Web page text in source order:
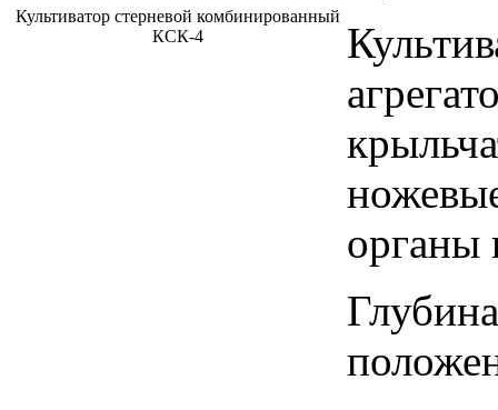
Культиватор стерневой комбинированный
КСК-4
органы